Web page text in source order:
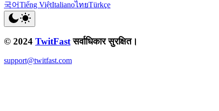
국어Tiếng ViệtItalianoไทยTürkçe
© 2024 TwitFast सर्वाधिकार सुरक्षित।
support@twitfast.com